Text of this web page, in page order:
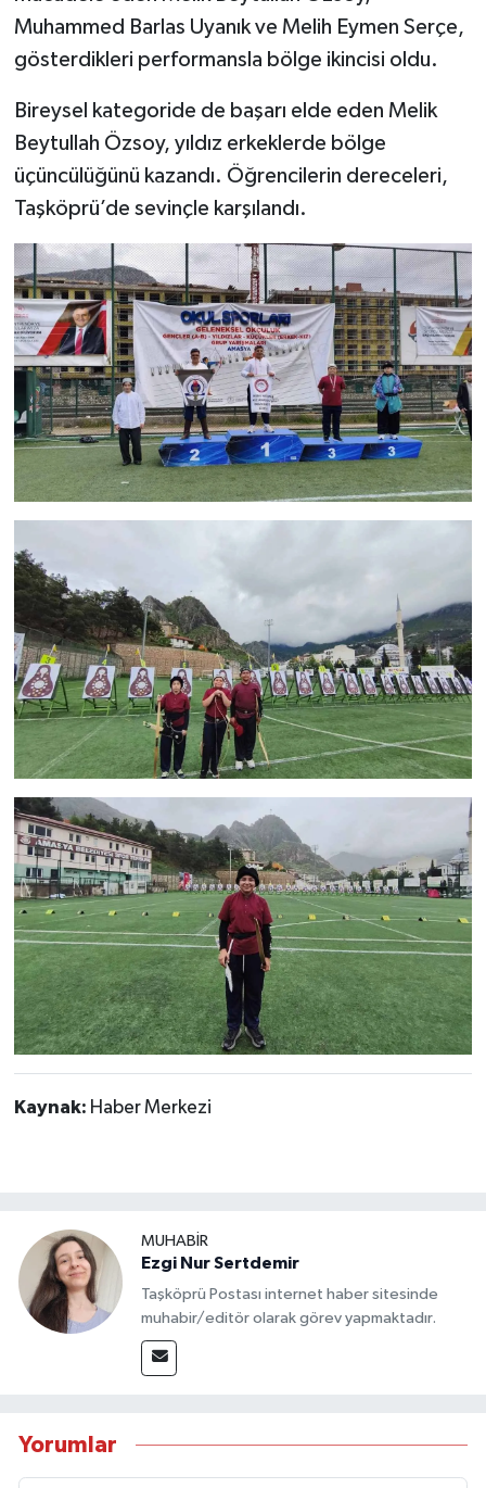
Muhammed Barlas Uyanık ve Melih Eymen Serçe,
gösterdikleri performansla bölge ikincisi oldu.
Bireysel kategoride de başarı elde eden Melik
Beytullah Özsoy, yıldız erkeklerde bölge
üçüncülüğünü kazandı. Öğrencilerin dereceleri,
Taşköprü’de sevinçle karşılandı.
Kaynak: Haber Merkezi
MUHABİR
Ezgi Nur Sertdemir
Taşköprü Postası internet haber sitesinde
muhabir/editör olarak görev yapmaktadır.
Yorumlar
Haber Arşivi